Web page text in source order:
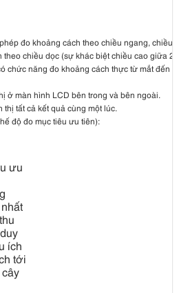
đo khoảng cách theo chiều ngang, chiều
theo chiều dọc (sự khác biệt chiều cao giữa 2
chức năng đo khoảng cách thực từ mắt đến
ở màn hình LCD bên trong và bên ngoài.
tất cả kết quả cùng một lúc.
độ đo mục tiêu ưu tiên):
ưu
ích
tới